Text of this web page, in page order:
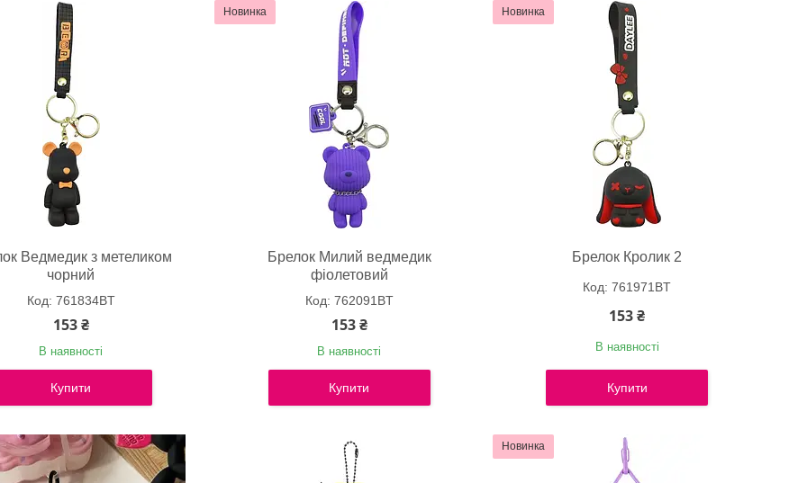
Ведмедик з метеликом
чорний
761834BT
153 ₴
В наявності
Купити
Новинка
Брелок Милий ведмедик
фіолетовий
762091BT
153 ₴
В наявності
Купити
Новинка
Брелок Кролик 2
761971BT
153 ₴
В наявності
Купити
Новинка